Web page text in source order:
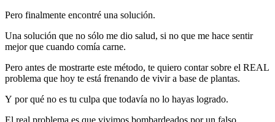
Pero finalmente encontré una solución.
Una solución que no sólo me dio salud, si no que me hace sentir
mejor que cuando comía carne.
Pero antes de mostrarte este método, te quiero contar sobre el REAL
problema que hoy te está frenando de vivir a base de plantas.
Y por qué no es tu culpa que todavía no lo hayas logrado.
El real problema es que vivimos bombardeados por un falso